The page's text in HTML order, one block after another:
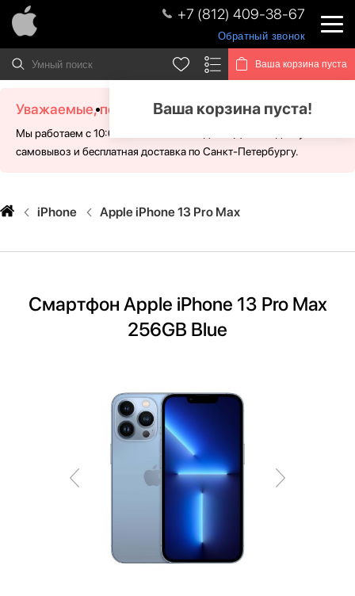
+7 (812) 409-38-67
Обратный звонок
Ваша корзина пуста
Ваша корзина пуста!
Уважаемые, посетители!
Мы работаем с 10:00 - 21:00 без выходных. Для Вас доступен
самовывоз и бесплатная доставка по Санкт-Петербургу.
iPhone Apple iPhone 13 Pro Max
Смартфон Apple iPhone 13 Pro Max
256GB Blue